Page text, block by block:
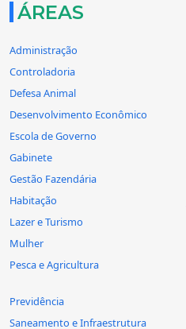
ÁREAS
Administração
Controladoria
Defesa Animal
Desenvolvimento Econômico
Escola de Governo
Gabinete
Gestão Fazendária
Habitação
Lazer e Turismo
Mulher
Pesca e Agricultura
Previdência
Saneamento e Infraestrutura